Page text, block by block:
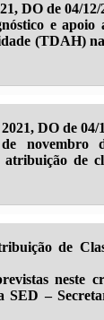
DO de 04/12/
e apoio
(TDAH)
DO de 04/
de
de
neste
SED –